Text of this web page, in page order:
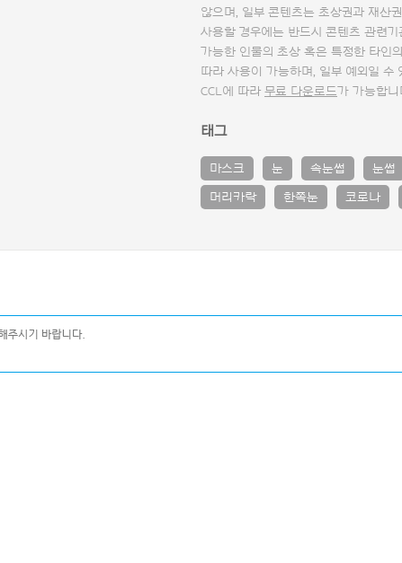
않으며, 일부 콘텐츠는 초상권과 재산
사용할 경우에는 반드시 콘텐츠 관련
가능한 인물의 초상 혹은 특정한 타인
따라 사용이 가능하며, 일부 예외일
CCL에 따라 무료 다운로드가 가능합니
태그
마스크 눈 속눈썹 눈썹
머리카락 한쪽눈 코로나